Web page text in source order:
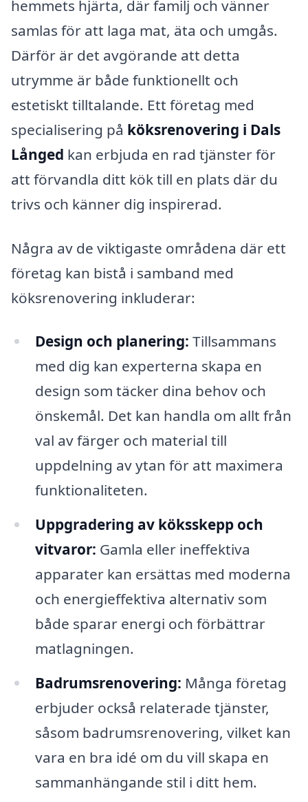
hemmets hjärta, där familj och vänner
samlas för att laga mat, äta och umgås.
Därför är det avgörande att detta
utrymme är både funktionellt och
estetiskt tilltalande. Ett företag med
specialisering på köksrenovering i Dals
Långed kan erbjuda en rad tjänster för
att förvandla ditt kök till en plats där du
trivs och känner dig inspirerad.
Några av de viktigaste områdena där ett
företag kan bistå i samband med
köksrenovering inkluderar:
Design och planering: Tillsammans
med dig kan experterna skapa en
design som täcker dina behov och
önskemål. Det kan handla om allt från
val av färger och material till
uppdelning av ytan för att maximera
funktionaliteten.
Uppgradering av köksskepp och
vitvaror: Gamla eller ineffektiva
apparater kan ersättas med moderna
och energieffektiva alternativ som
både sparar energi och förbättrar
matlagningen.
Badrumsrenovering: Många företag
erbjuder också relaterade tjänster,
såsom badrumsrenovering, vilket kan
vara en bra idé om du vill skapa en
sammanhängande stil i ditt hem.